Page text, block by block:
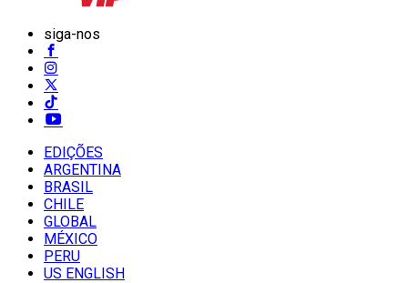
siga-nos
EDIÇÕES
ARGENTINA
BRASIL
CHILE
GLOBAL
MÉXICO
PERU
US ENGLISH